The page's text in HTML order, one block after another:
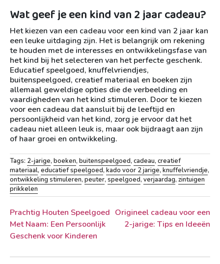
Wat geef je een kind van 2 jaar cadeau?
Het kiezen van een cadeau voor een kind van 2 jaar kan
een leuke uitdaging zijn. Het is belangrijk om rekening
te houden met de interesses en ontwikkelingsfase van
het kind bij het selecteren van het perfecte geschenk.
Educatief speelgoed, knuffelvriendjes,
buitenspeelgoed, creatief materiaal en boeken zijn
allemaal geweldige opties die de verbeelding en
vaardigheden van het kind stimuleren. Door te kiezen
voor een cadeau dat aansluit bij de leeftijd en
persoonlijkheid van het kind, zorg je ervoor dat het
cadeau niet alleen leuk is, maar ook bijdraagt aan zijn
of haar groei en ontwikkeling.
Tags: 2-jarige, boeken, buitenspeelgoed, cadeau, creatief
materiaal, educatief speelgoed, kado voor 2 jarige, knuffelvriendje,
ontwikkeling stimuleren, peuter, speelgoed, verjaardag, zintuigen
prikkelen
Berichtnavigatie
Prachtig Houten Speelgoed
Met Naam: Een Persoonlijk
Geschenk voor Kinderen
Origineel cadeau voor een
2-jarige: Tips en Ideeën